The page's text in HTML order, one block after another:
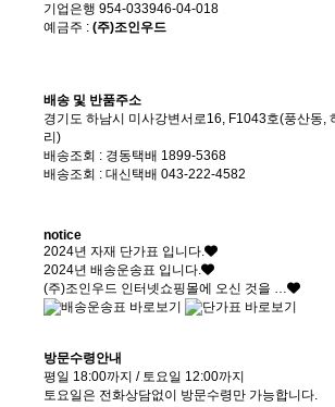
기업은행 954-033946-04-018
예금주 : (주)조인우드
배송 및 반품주소
경기도 하남시 미사강변서로16, F1043호(풍산동,
리)
배송조회 : 경동택배 1899-5368
배송조회 : 대신택배 043-222-4582
notice
2024년 자재 단가표 입니다.
2024년 배송운송표 입니다.
(주)조인우드 인터넷쇼핑몰에 오신 것을 …
방문수령안내
평일 18:00까지 / 토요일 12:00까지
토요일은 전화상담없이 방문수령만 가능합니다.